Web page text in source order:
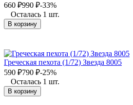
660 ₽990 ₽-33%
Осталась 1 шт.
В корзину
Греческая пехота (1/72) Звезда 8005
590 ₽790 ₽-25%
Осталась 1 шт.
В корзину